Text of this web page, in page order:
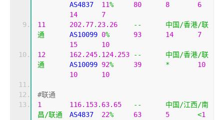
11% 80 8
6
14
7
11
202.77. 23.26 --
中国/香港/联
通
0% 93 14
7
15
10
12
162.245. 124.253 --
中国/香港/联
通
92% 39 *
10
10
10
#联通
1
116.153. 63.65 --
中国/江西/南
昌/联通
22% 63 5 <1